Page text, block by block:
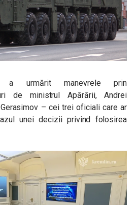
a urmărit manevrele prin
de ministrul Apărării, Andrei
– cei trei oficiali care ar
unei decizii privind folosirea